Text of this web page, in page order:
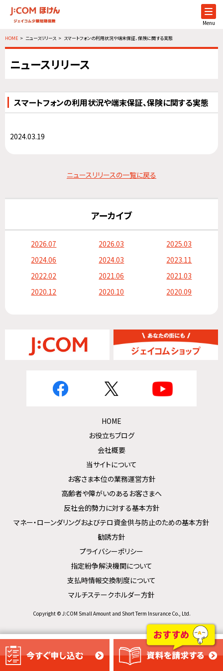
Menu
HOME ニュースリリース スマートフォンの利用状況や端末保証、保険に関する実態
ニュースリリース
スマートフォンの利用状況や端末保証、保険に関する実態
2024.03.19
ニュースリリースの一覧に戻る
アーカイブ
2026.07 2026.03
2025.03
2024.06
2024.03
2023.11
2022.02
2021.06
2021.03
2020.12
2020.10 2020.09
HOME
お役立ちブログ
会社概要
当サイトについて
お客さま本位の業務運営方針
高齢者や障がいのあるお客さまへ
反社会的勢力に対する基本方針
マネー・ローンダリングおよびテロ資金供与防止のための基本方針
勧誘方針
プライバシーポリシー
指定紛争解決機関について
支払時情報交換制度について
マルチステークホルダー方針
Copyright © J:COM Small Amount and Short Term Insurance Co., Ltd.